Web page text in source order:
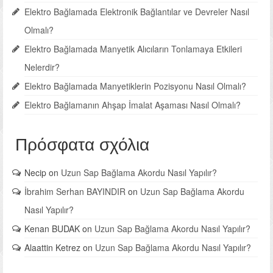
Elektro Bağlamada Elektronik Bağlantılar ve Devreler Nasıl
Olmalı?
Elektro Bağlamada Manyetik Alıcıların Tonlamaya Etkileri
Nelerdir?
Elektro Bağlamada Manyetiklerin Pozisyonu Nasıl Olmalı?
Elektro Bağlamanın Ahşap İmalat Aşaması Nasıl Olmalı?
Πρόσφατα σχόλια
Necip on Uzun Sap Bağlama Akordu Nasıl Yapılır?
İbrahim Serhan BAYINDIR on Uzun Sap Bağlama Akordu
Nasıl Yapılır?
Kenan BUDAK on Uzun Sap Bağlama Akordu Nasıl Yapılır?
Alaattin Ketrez on Uzun Sap Bağlama Akordu Nasıl Yapılır?